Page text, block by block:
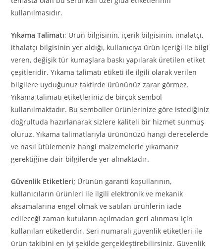
kullanılmasıdır.
Yıkama Talimatı; Ürün bilgisinin, içerik bilgisinin, imalatçı,
ithalatçı bilgisinin yer aldığı, kullanıcıya ürün içeriği ile bilgi
veren, değişik tür kumaşlara baskı yapılarak üretilen etiket
çeşitleridir. Yıkama talimatı etiketi ile ilgili olarak verilen
bilgilere uyduğunuz taktirde ürününüz zarar görmez.
Yıkama talimatı etiketleriniz de birçok sembol
kullanılmaktadır. Bu semboller ürünlerinize göre istediğiniz
doğrultuda hazırlanarak sizlere kaliteli bir hizmet sunmuş
oluruz. Yıkama talimatlarıyla ürününüzü hangi derecelerde
ve nasıl ütülemeniz hangi malzemelerle yıkamanız
gerektiğine dair bilgilerde yer almaktadır.
Güvenlik Etiketleri; Ürünün garanti koşullarının,
kullanıcıların ürünleri ile ilgili elektronik ve mekanik
aksamalarına engel olmak ve satılan ürünlerin iade
edileceği zaman kutuların açılmadan geri alınması için
kullanılan etiketlerdir. Seri numaralı güvenlik etiketleri ile
ürün takibini en iyi şekilde gerçekleştirebilirsiniz. Güvenlik